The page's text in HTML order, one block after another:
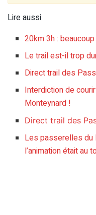
Lire aussi
20km 3h :
Le trail est-il trop
Direct trail des
Interdiction de
Monteynard !
Direct trail des
Les passerelles du
l’animation était au